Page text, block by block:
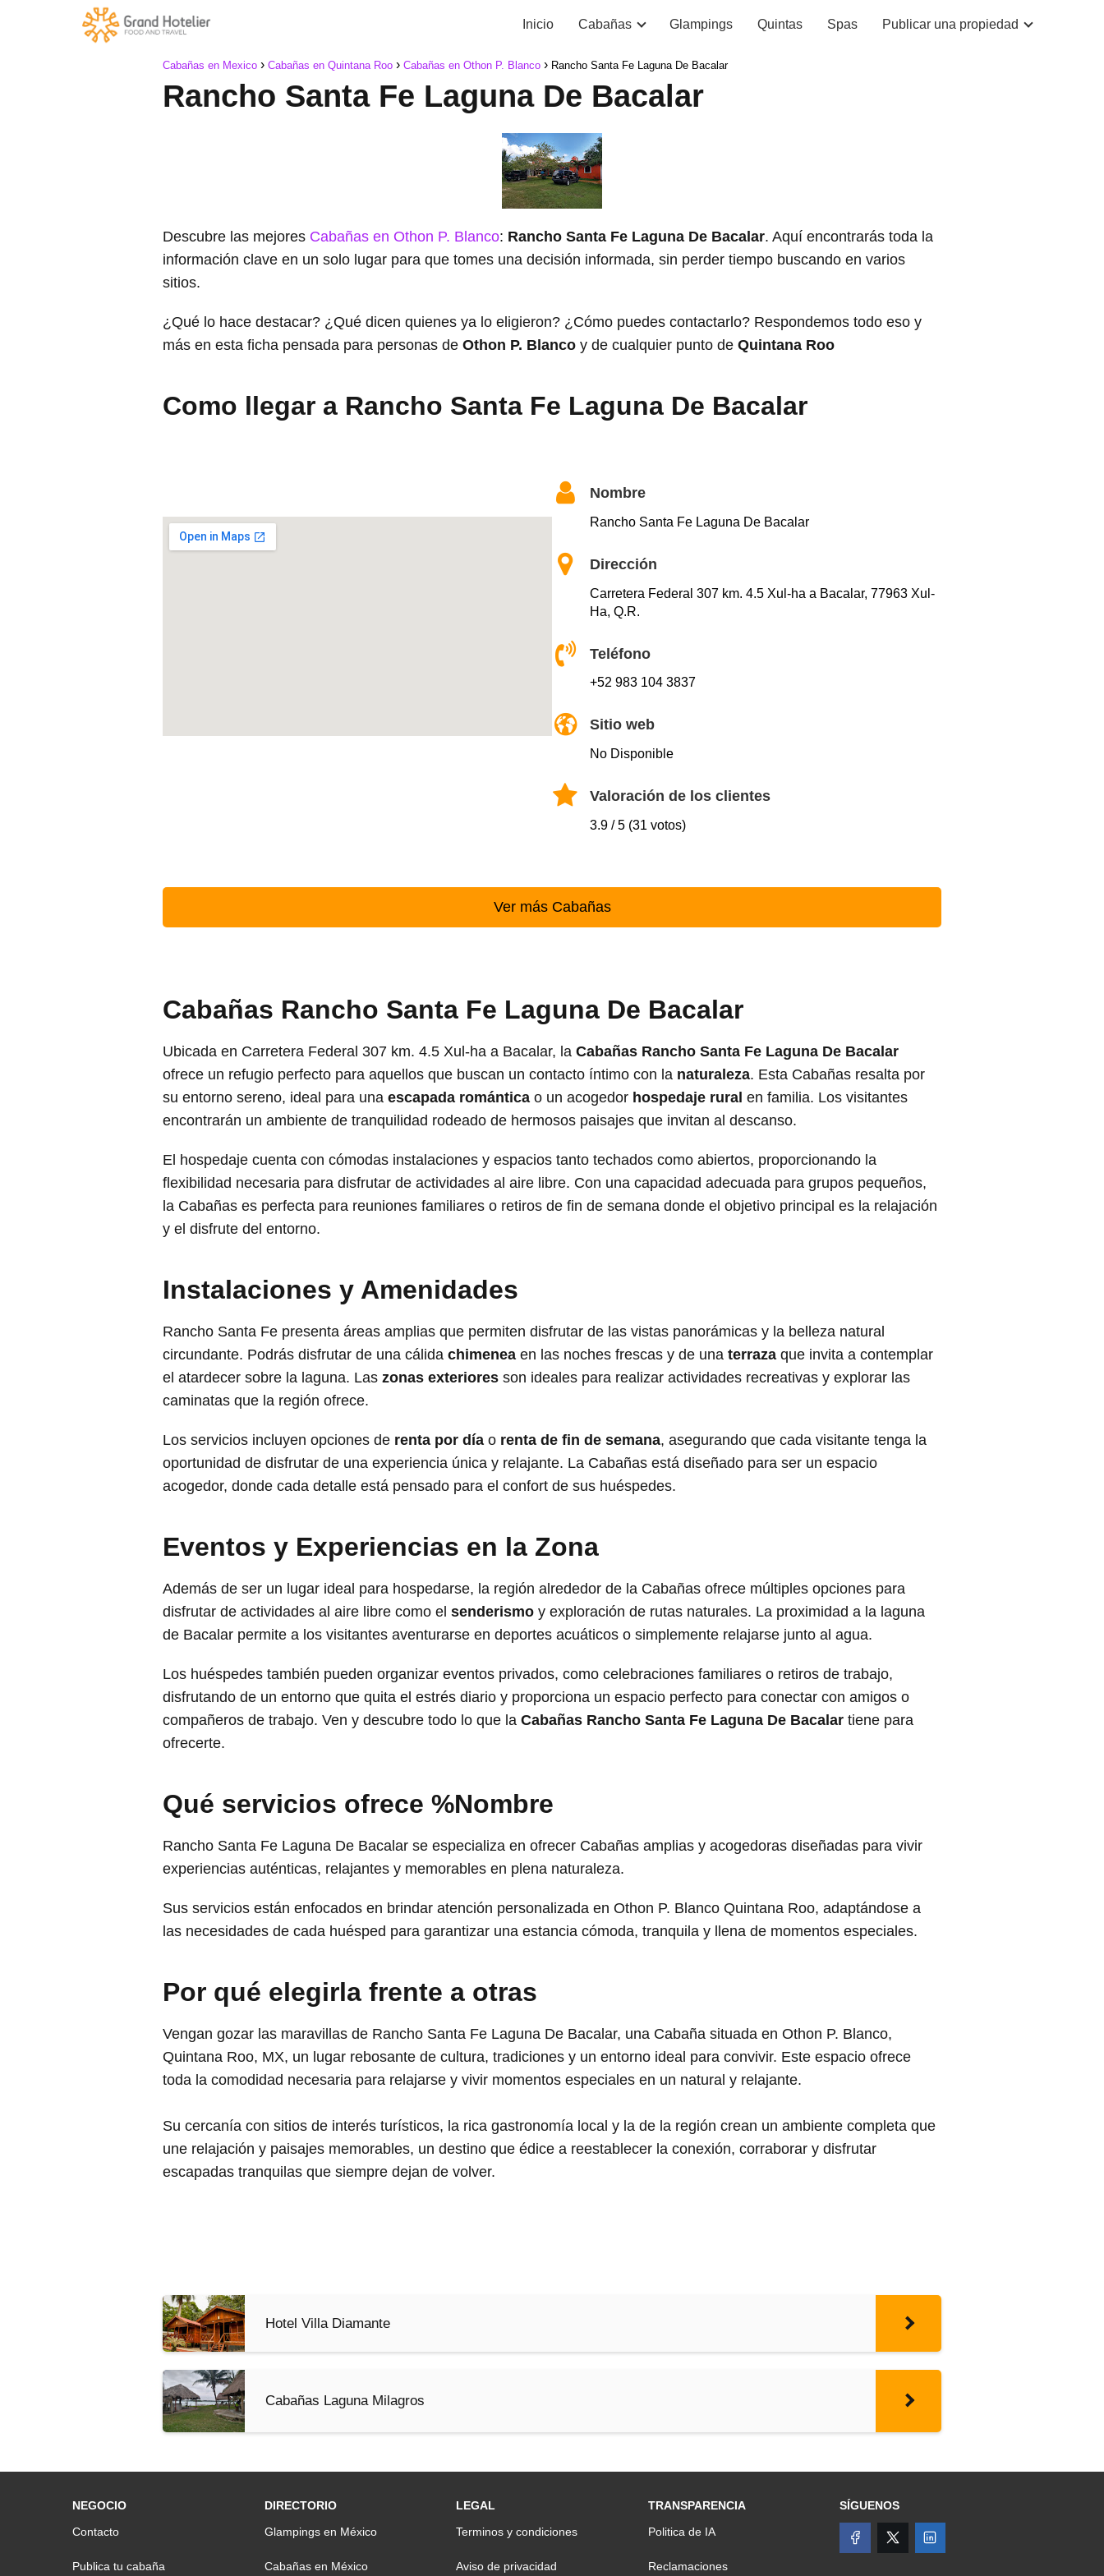
Inicio Cabañas Glampings Quintas Spas Publicar una propiedad
Cabañas en Mexico Cabañas en Quintana Roo Cabañas en Othon P. Blanco Rancho Santa Fe Laguna De Bacalar
Rancho Santa Fe Laguna De Bacalar
Descubre las mejores Cabañas en Othon P. Blanco: Rancho Santa Fe Laguna De Bacalar. Aquí encontrarás toda la
información clave en un solo lugar para que tomes una decisión informada, sin perder tiempo buscando en varios
sitios.
¿Qué lo hace destacar? ¿Qué dicen quienes ya lo eligieron? ¿Cómo puedes contactarlo? Respondemos todo eso y
más en esta ficha pensada para personas de Othon P. Blanco y de cualquier punto de Quintana Roo
Como llegar a Rancho Santa Fe Laguna De Bacalar
Nombre
Rancho Santa Fe Laguna De Bacalar
Dirección
Carretera Federal 307 km. 4.5 Xul-ha a Bacalar, 77963 Xul-
Ha, Q.R.
Teléfono
+52 983 104 3837
Sitio web
No Disponible
Valoración de los clientes
3.9 / 5 (31 votos)
Ver más Cabañas
Cabañas Rancho Santa Fe Laguna De Bacalar
Ubicada en Carretera Federal 307 km. 4.5 Xul-ha a Bacalar, la Cabañas Rancho Santa Fe Laguna De Bacalar
ofrece un refugio perfecto para aquellos que buscan un contacto íntimo con la naturaleza. Esta Cabañas resalta por
su entorno sereno, ideal para una escapada romántica o un acogedor hospedaje rural en familia. Los visitantes
encontrarán un ambiente de tranquilidad rodeado de hermosos paisajes que invitan al descanso.
El hospedaje cuenta con cómodas instalaciones y espacios tanto techados como abiertos, proporcionando la
flexibilidad necesaria para disfrutar de actividades al aire libre. Con una capacidad adecuada para grupos pequeños,
la Cabañas es perfecta para reuniones familiares o retiros de fin de semana donde el objetivo principal es la relajación
y el disfrute del entorno.
Instalaciones y Amenidades
Rancho Santa Fe presenta áreas amplias que permiten disfrutar de las vistas panorámicas y la belleza natural
circundante. Podrás disfrutar de una cálida chimenea en las noches frescas y de una terraza que invita a contemplar
el atardecer sobre la laguna. Las zonas exteriores son ideales para realizar actividades recreativas y explorar las
caminatas que la región ofrece.
Los servicios incluyen opciones de renta por día o renta de fin de semana, asegurando que cada visitante tenga la
oportunidad de disfrutar de una experiencia única y relajante. La Cabañas está diseñado para ser un espacio
acogedor, donde cada detalle está pensado para el confort de sus huéspedes.
Eventos y Experiencias en la Zona
Además de ser un lugar ideal para hospedarse, la región alrededor de la Cabañas ofrece múltiples opciones para
disfrutar de actividades al aire libre como el senderismo y exploración de rutas naturales. La proximidad a la laguna
de Bacalar permite a los visitantes aventurarse en deportes acuáticos o simplemente relajarse junto al agua.
Los huéspedes también pueden organizar eventos privados, como celebraciones familiares o retiros de trabajo,
disfrutando de un entorno que quita el estrés diario y proporciona un espacio perfecto para conectar con amigos o
compañeros de trabajo. Ven y descubre todo lo que la Cabañas Rancho Santa Fe Laguna De Bacalar tiene para
ofrecerte.
Qué servicios ofrece %Nombre
Rancho Santa Fe Laguna De Bacalar se especializa en ofrecer Cabañas amplias y acogedoras diseñadas para vivir
experiencias auténticas, relajantes y memorables en plena naturaleza.
Sus servicios están enfocados en brindar atención personalizada en Othon P. Blanco Quintana Roo, adaptándose a
las necesidades de cada huésped para garantizar una estancia cómoda, tranquila y llena de momentos especiales.
Por qué elegirla frente a otras
Vengan gozar las maravillas de Rancho Santa Fe Laguna De Bacalar, una Cabaña situada en Othon P. Blanco,
Quintana Roo, MX, un lugar rebosante de cultura, tradiciones y un entorno ideal para convivir. Este espacio ofrece
toda la comodidad necesaria para relajarse y vivir momentos especiales en un natural y relajante.
Su cercanía con sitios de interés turísticos, la rica gastronomía local y la de la región crean un ambiente completa que
une relajación y paisajes memorables, un destino que édice a reestablecer la conexión, corraborar y disfrutar
escapadas tranquilas que siempre dejan de volver.
Hotel Villa Diamante
Cabañas Laguna Milagros
NEGOCIO
Contacto
Publica tu cabaña
DIRECTORIO
Glampings en México
Cabañas en México
LEGAL
Terminos y condiciones
Aviso de privacidad
TRANSPARENCIA
Politica de IA
Reclamaciones
SÍGUENOS